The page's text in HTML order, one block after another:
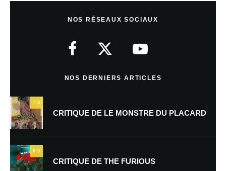
NOS RÉSEAUX SOCIAUX
NOS DERNIERS ARTICLES
7.5
CRITIQUE DE LE MONSTRE DU PLACARD
9.5
CRITIQUE DE THE FURIOUS